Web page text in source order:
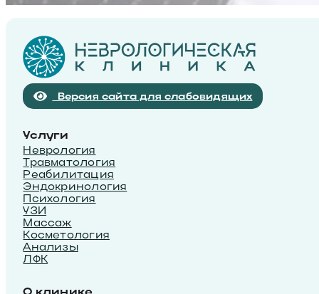
Версия сайта для слабовидящих
Услуги
Неврология
Травматология
Реабилитация
Эндокринология
Психология
УЗИ
Массаж
Косметология
Анализы
ЛФК
О клинике